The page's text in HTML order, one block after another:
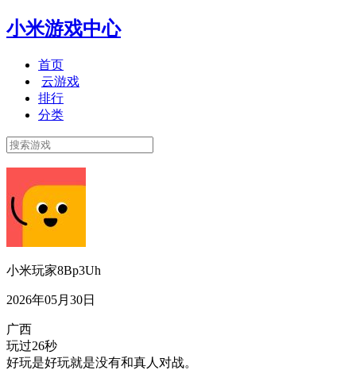
小米游戏中心
首页
云游戏
排行
分类
小米玩家8Bp3Uh
2026年05月30日
广西
玩过26秒
好玩是好玩就是没有和真人对战。